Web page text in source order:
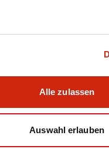
Alle zulassen
Auswahl erlauben
& Standards